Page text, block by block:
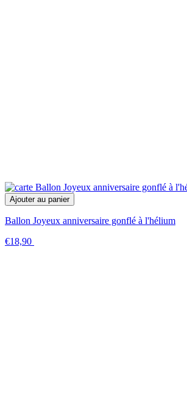
Ajouter au panier
Ballon Joyeux anniversaire gonflé à l'hélium
€18,90